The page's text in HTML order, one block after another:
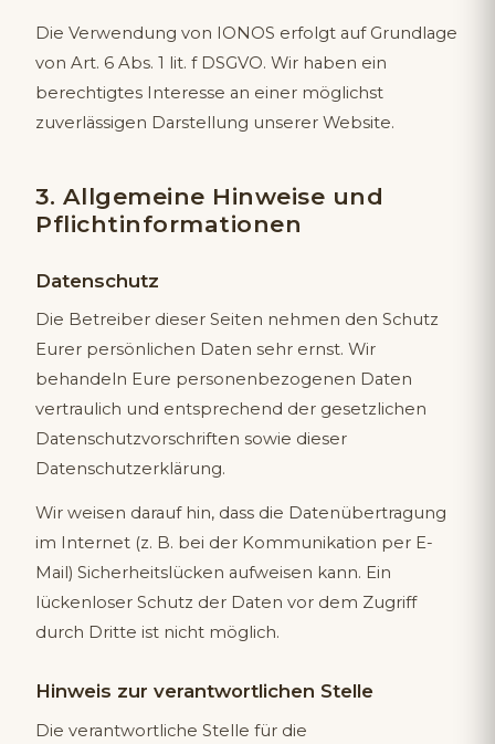
Die Verwendung von IONOS erfolgt auf Grundlage
von Art. 6 Abs. 1 lit. f DSGVO. Wir haben ein
berechtigtes Interesse an einer möglichst
zuverlässigen Darstellung unserer Website.
3. Allgemeine Hinweise und
Pflichtinformationen
Datenschutz
Die Betreiber dieser Seiten nehmen den Schutz
Eurer persönlichen Daten sehr ernst. Wir
behandeln Eure personenbezogenen Daten
vertraulich und entsprechend der gesetzlichen
Datenschutzvorschriften sowie dieser
Datenschutzerklärung.
Wir weisen darauf hin, dass die Datenübertragung
im Internet (z. B. bei der Kommunikation per E-
Mail) Sicherheitslücken aufweisen kann. Ein
lückenloser Schutz der Daten vor dem Zugriff
durch Dritte ist nicht möglich.
Hinweis zur verantwortlichen Stelle
Die verantwortliche Stelle für die